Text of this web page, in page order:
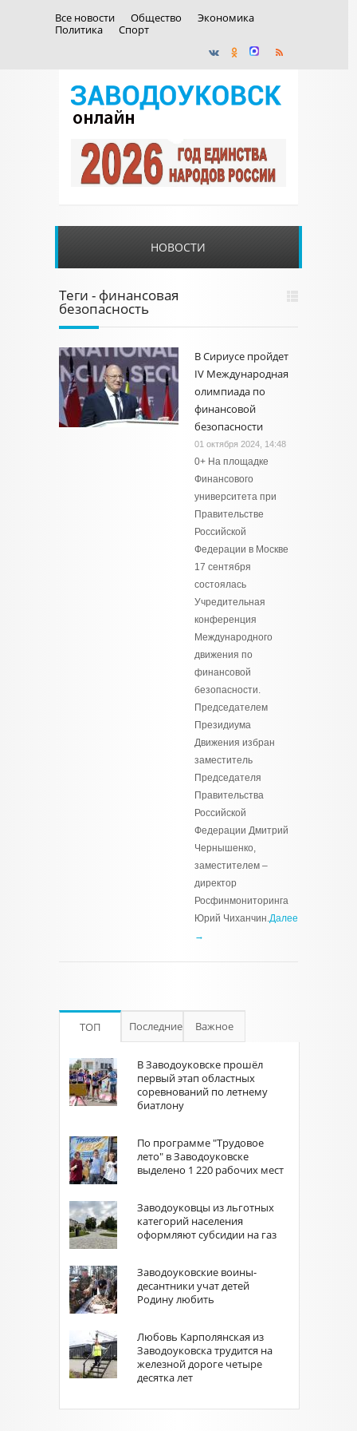
Все новости Общество
Экономика
Политика
Спорт
НОВОСТИ
Теги - финансовая
безопасность
В Сириусе пройдет
IV Международная
олимпиада по
финансовой
безопасности
01 октября 2024, 14:48
0+ На площадке
Финансового
университета при
Правительстве
Российской
Федерации в Москве
17 сентября
состоялась
Учредительная
конференция
Международного
движения по
финансовой
безопасности.
Председателем
Президиума
Движения избран
заместитель
Председателя
Правительства
Российской
Федерации Дмитрий
Чернышенко,
заместителем –
директор
Росфинмониторинга
Юрий Чиханчин.Далее
→
ТОП Последние Важное
В Заводоуковске прошёл
первый этап областных
соревнований по летнему
биатлону
По программе "Трудовое
лето" в Заводоуковске
выделено 1 220 рабочих мест
Заводоуковцы из льготных
категорий населения
оформляют субсидии на газ
Заводоуковские воины-
десантники учат детей
Родину любить
Любовь Карполянская из
Заводоуковска трудится на
железной дороге четыре
десятка лет